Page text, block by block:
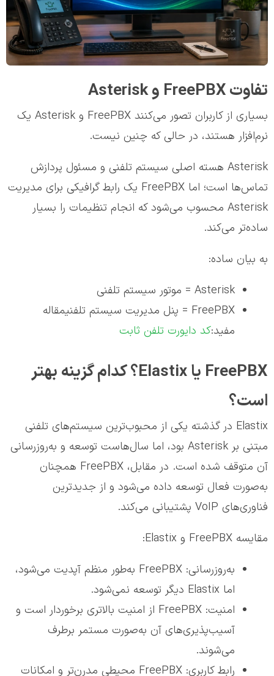
تفاوت FreePBX و Asterisk
بسیاری از کاربران تصور می‌کنند FreePBX و Asterisk یک
نرم‌افزار هستند، در حالی که چنین نیست.
Asterisk هسته اصلی سیستم تلفنی و مسئول پردازش
تماس‌ها است؛ اما FreePBX یک رابط گرافیکی برای مدیریت
Asterisk محسوب می‌شود که انجام تنظیمات را بسیار
ساده‌تر می‌کند.
به بیان ساده:
Asterisk = موتور سیستم تلفنی
FreePBX = پنل مدیریت سیستم تلفنیمقاله
مفید:کد دایورت تلفن ثابت
FreePBX یا Elastix؟ کدام گزینه بهتر
است؟
Elastix در گذشته یکی از محبوب‌ترین سیستم‌های تلفنی
مبتنی بر Asterisk بود، اما سال‌هاست توسعه و به‌روزرسانی
آن متوقف شده است. در مقابل، FreePBX همچنان
به‌صورت فعال توسعه داده می‌شود و از جدیدترین
فناوری‌های VoIP پشتیبانی می‌کند.
مقایسه FreePBX و Elastix:
به‌روزرسانی: FreePBX به‌طور منظم آپدیت می‌شود،
اما Elastix دیگر توسعه نمی‌شود.
امنیت: FreePBX از امنیت بالاتری برخوردار است و
آسیب‌پذیری‌های آن به‌صورت مستمر برطرف
می‌شوند.
رابط کاربری: FreePBX محیطی مدرن‌تر و امکانات